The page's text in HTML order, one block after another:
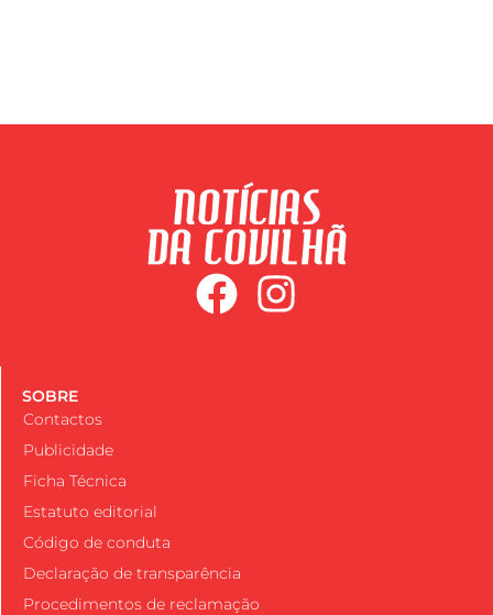
SOBRE
Contactos
Publicidade
Ficha Técnica
Estatuto editorial
Código de conduta
Declaração de transparência
Procedimentos de reclamação